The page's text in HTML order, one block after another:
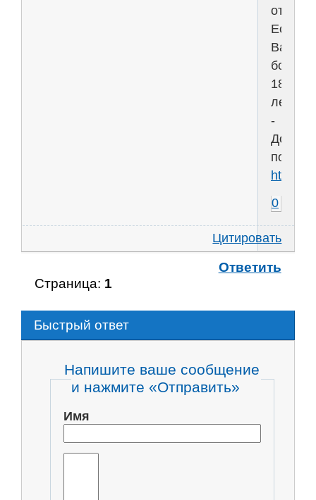
Если
Вам
больше
18
лет
-
Добро
http://
0
Цитировать
Ответить
Страница: 1
Быстрый ответ
Напишите ваше сообщение
и нажмите «Отправить»
Имя